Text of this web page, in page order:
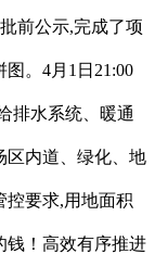
前公示,完成了项
。4月1日21:00
排水系统、暖通
区内道、绿化、地
控要求,用地面积
钱！高效有序推进